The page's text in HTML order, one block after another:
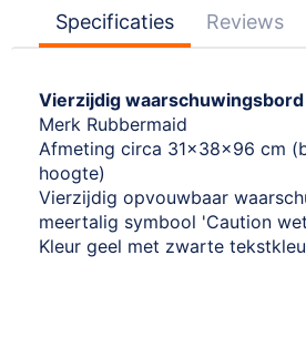
Specificaties Reviews
Vierzijdig waarschuwingsbord
Merk Rubbermaid
Afmeting circa 31x38x96 cm
hoogte)
Vierzijdig opvouwbaar
meertalig symbool 'Caution
Kleur geel met zwarte